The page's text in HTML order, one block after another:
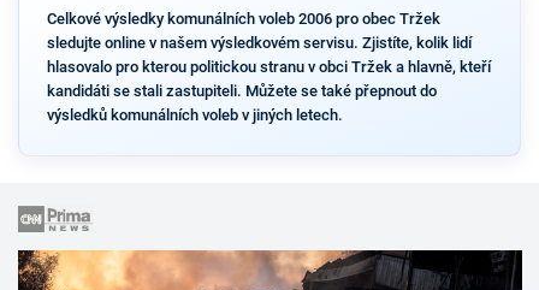
Celkové výsledky komunálních voleb 2006 pro obec Tržek
sledujte online v našem výsledkovém servisu. Zjistíte, kolik lidí
hlasovalo pro kterou politickou stranu v obci Tržek a hlavně, kteří
kandidáti se stali zastupiteli. Můžete se také přepnout do
výsledků komunálních voleb v jiných letech.